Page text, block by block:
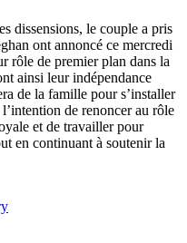
dissensions, le couple a pris
ont annoncé ce mercredi
rôle de premier plan dans la
ainsi leur indépendance
de la famille pour s’installer
de renoncer au rôle
et de travailler pour
en continuant à soutenir la